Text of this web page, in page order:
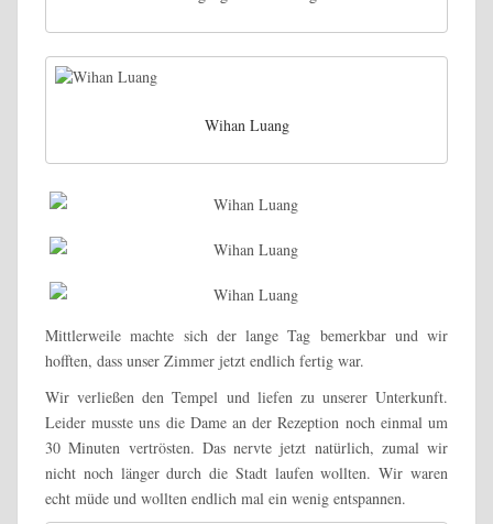
Wihan Luang
Mittlerweile machte sich der lange Tag bemerkbar und wir
hofften, dass unser Zimmer jetzt endlich fertig war.
Wir verließen den Tempel und liefen zu unserer Unterkunft.
Leider musste uns die Dame an der Rezeption noch einmal um
30 Minuten vertrösten. Das nervte jetzt natürlich, zumal wir
nicht noch länger durch die Stadt laufen wollten. Wir waren
echt müde und wollten endlich mal ein wenig entspannen.